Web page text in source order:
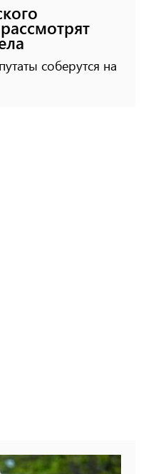
соберутся на